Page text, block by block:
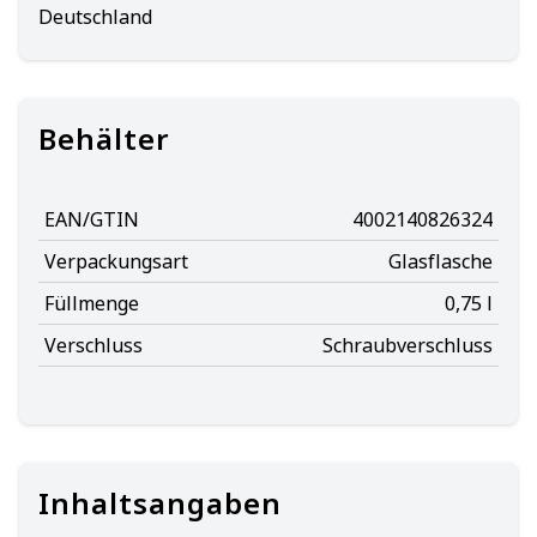
Deutschland
Behälter
EAN/GTIN
4002140826324
Verpackungsart
Glasflasche
Füllmenge
0,75 l
Verschluss
Schraubverschluss
Inhaltsangaben